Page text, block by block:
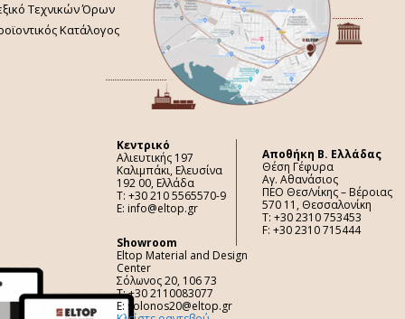
Τεχνικών Όρων
Κατάλογος
Κεντρικό
Αλιευτικής 197
Καλιμπάκι, Ελευσίνα
192 00, Ελλάδα
Τ: +30 210 5565570-9
E: info@eltop.gr
Showroom
Eltop Material and Design
Center
Σόλωνος 20, 106 73
Τ: +30 2110083077
E: solonos20@eltop.gr
Aποθήκη Β. Ελλάδας
Θέση Γέφυρα
Αγ. Αθανάσιος
ΠΕΟ Θεσ/νίκης – Βέροιας
570 11, Θεσσαλονίκη
Τ: +30 2310 753453
F: +30 2310 715444